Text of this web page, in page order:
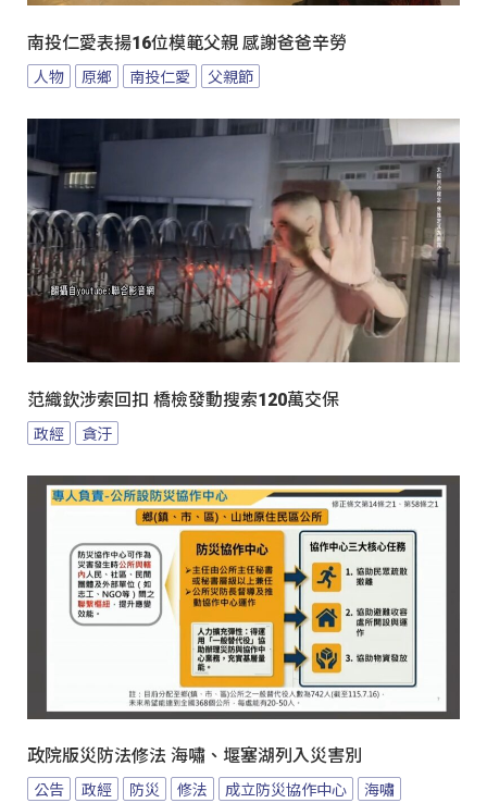
南投仁愛表揚16位模範父親 感謝爸爸辛勞
人物 原鄉 南投仁愛 父親節
范織欽涉索回扣 橋檢發動搜索120萬交保
政經 貪汙
政院版災防法修法 海嘯、堰塞湖列入災害別
公告 政經 防災 修法 成立防災協作中心
海嘯